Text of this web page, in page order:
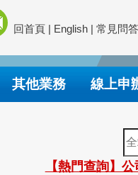
回首頁 | English | 常見問答
其他業務 線上申
全
站
檢
【熱門查詢】